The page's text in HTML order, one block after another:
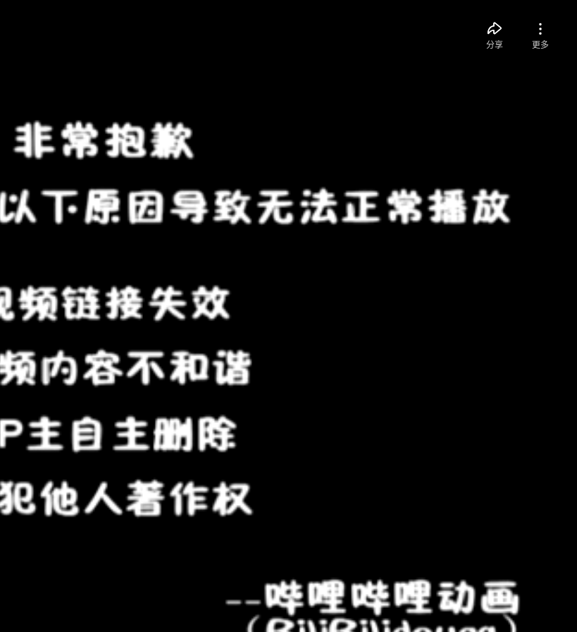
分享 更多